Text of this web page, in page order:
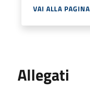
VAI ALLA PAGINA
Allegati